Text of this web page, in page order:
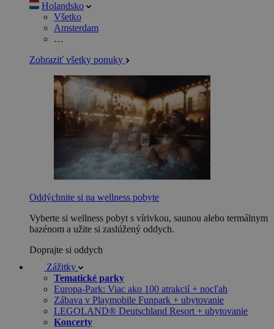
Holandsko
Všetko
Amsterdam
…
Zobraziť všetky ponuky
Oddýchnite si na wellness pobyte
Vyberte si wellness pobyt s vírivkou, saunou alebo termálnym
bazénom a užite si zaslúžený oddych.
Doprajte si oddych
Zážitky
Tematické parky
Europa-Park: Viac ako 100 atrakcií + nocľah
Zábava v Playmobile Funpark + ubytovanie
LEGOLAND® Deutschland Resort + ubytovanie
Koncerty